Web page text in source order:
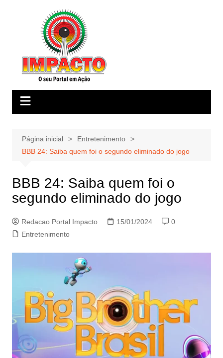
Página inicial
Entretenimento
BBB 24: Saiba quem foi o segundo eliminado do jogo
BBB 24: Saiba quem foi o
segundo eliminado do jogo
Redacao Portal Impacto 15/01/2024
0
Entretenimento